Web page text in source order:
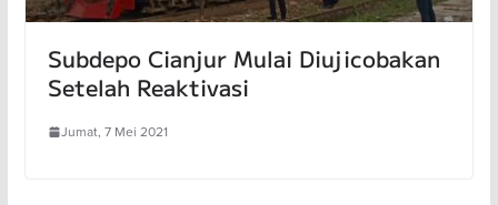
Subdepo Cianjur Mulai Diujicobakan
Setelah Reaktivasi
Jumat, 7 Mei 2021